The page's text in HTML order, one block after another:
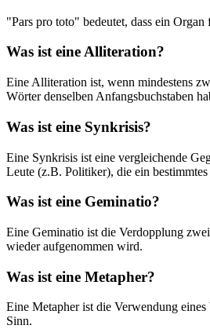
"Pars pro toto" bedeutet, dass ein
Was ist eine Alliteration?
Eine Alliteration ist, wenn mindestens
Wörter denselben Anfangsbuchstaben
Was ist eine Synkrisis?
Eine Synkrisis ist eine vergleichende
Leute (z.B. Politiker), die ein
Was ist eine Geminatio?
Eine Geminatio ist die Verdopplung
wieder aufgenommen wird.
Was ist eine Metapher?
Eine Metapher ist die Verwendung eines
Sinn.